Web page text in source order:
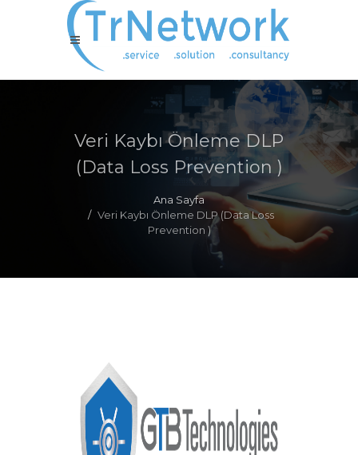
Veri Kaybı Önleme DLP
(Data Loss Prevention )
Ana Sayfa
Veri Kaybı Önleme DLP (Data Loss
Prevention )